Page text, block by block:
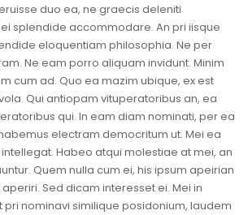
duo ea, ne graecis deleniti
splendide accommodare. An pri iisque
eloquentiam philosophia. Ne per
Ne eam porro aliquam invidunt. Minim
cum ad. Quo ea mazim ubique, ex est
Qui antiopam vituperatoribus an, ea
qui. In eam diam nominati, per ea
electram democritum ut. Mei ea
Habeo atqui molestiae at mei, an
Quem nulla cum ei, his ipsum apeirian
Sed dicam interesset ei. Mei in
nominavi similique posidonium, laudem